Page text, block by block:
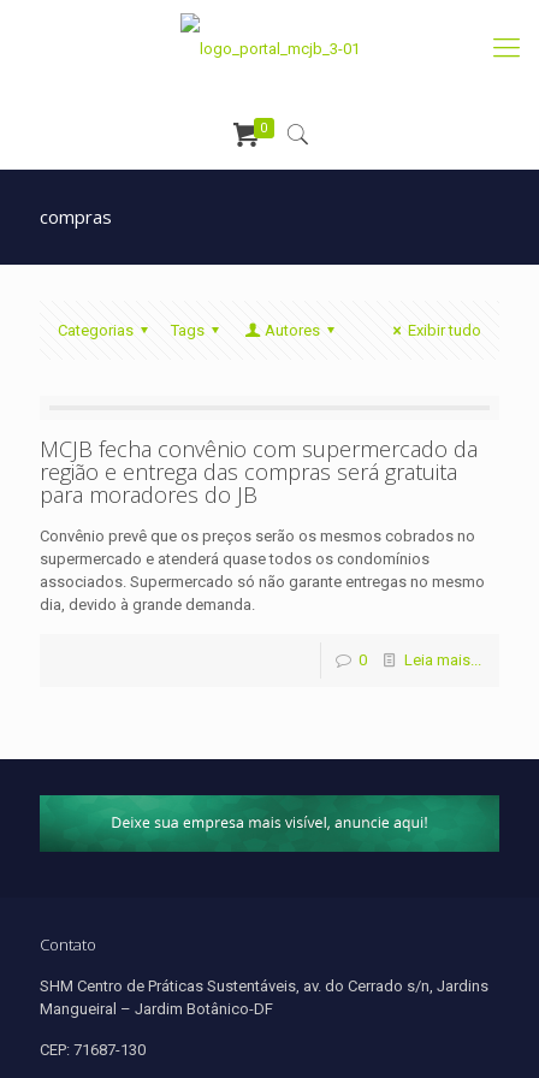
0
compras
Categorias Tags Autores Exibir tudo
MCJB fecha convênio com supermercado da
região e entrega das compras será gratuita
para moradores do JB
Convênio prevê que os preços serão os mesmos cobrados no
supermercado e atenderá quase todos os condomínios
associados. Supermercado só não garante entregas no mesmo
dia, devido à grande demanda.
0 Leia mais...
Contato
SHM Centro de Práticas Sustentáveis, av. do Cerrado s/n, Jardins
Mangueiral – Jardim Botânico-DF
CEP: 71687-130